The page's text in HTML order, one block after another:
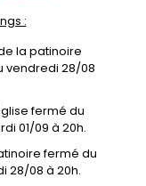
:
la patinoire
vendredi 28/08
fermé du
01/09 à 20h.
fermé du
28/08 à 20h.